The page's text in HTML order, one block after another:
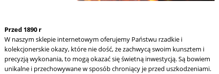
Przed 1890 r
W naszym sklepie internetowym oferujemy Państwu rzadkie i
kolekcjonerskie okazy, które nie dość, że zachwycą swoim kunsztem i
precyzją wykonania, to mogą okazać się świetną inwestycją. Są bowiem
unikalne i przechowywane w sposób chroniący je przed uszkodzeniami.